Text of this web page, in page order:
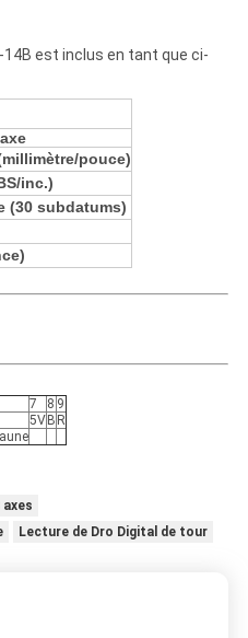
est inclus en tant que ci-
pouce)
inc.)
(30 subdatums)
7 8 9
5VB R
Lecture de Dro Digital de tour